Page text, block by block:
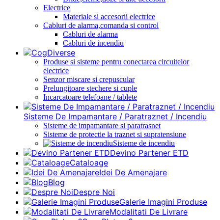
Electrice
Materiale si accesorii electrice
Cabluri de alarma,comanda si control
Cabluri de alarma
Cabluri de incendiu
Diverse
Produse si sisteme pentru conectarea circuitelor
electrice
Senzor miscare si crepuscular
Prelungitoare stechere si cuple
Incarcatoare telefoane / tablete
Sisteme De Impamantare / Paratraznet / Incendiu
Sisteme de impamantare si paratrasnet
Sisteme de protectie la traznet si supratensiune
Sisteme de incendiu
Devino Partener ETD
Cataloage
Idei De Amenajare
Blog
Despre Noi
Galerie Imagini Produse
Modalitati De Livrare